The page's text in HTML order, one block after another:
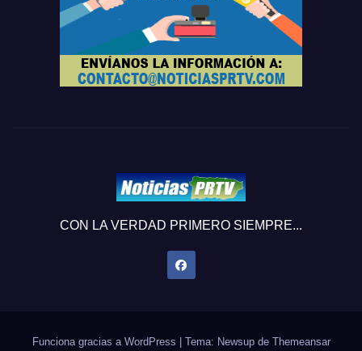
CON LA VERDAD PRIMERO SIEMPRE...
Funciona gracias a WordPress Tema: Newsup de Themeansar